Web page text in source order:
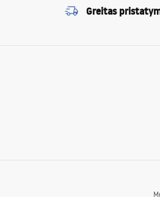
Greitas